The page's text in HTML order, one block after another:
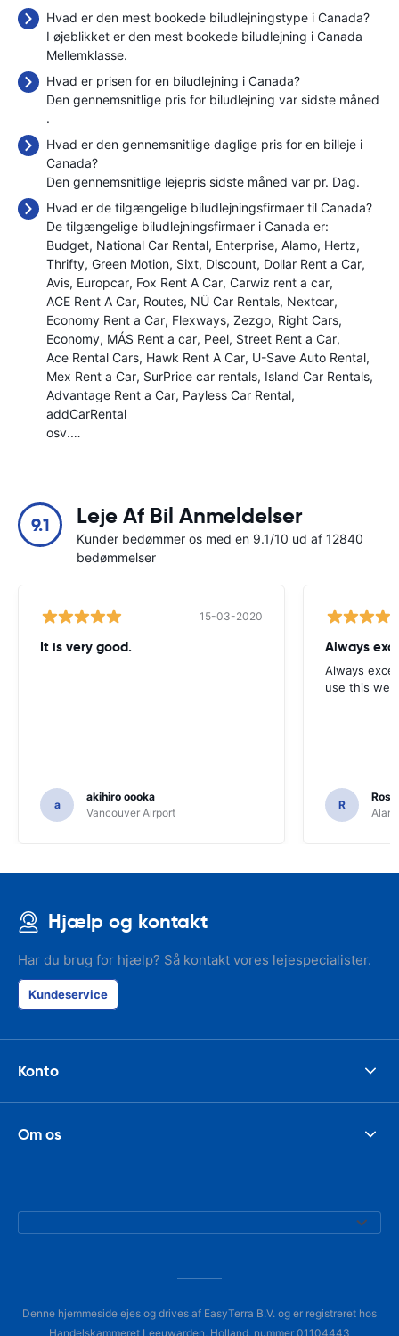
Hvad er den mest bookede biludlejningstype i Canada?
I øjeblikket er den mest bookede biludlejning i Canada
Mellemklasse.
Hvad er prisen for en biludlejning i Canada?
Den gennemsnitlige pris for biludlejning var sidste måned
.
Hvad er den gennemsnitlige daglige pris for en billeje i
Canada?
Den gennemsnitlige lejepris sidste måned var pr. Dag.
Hvad er de tilgængelige biludlejningsfirmaer til Canada?
De tilgængelige biludlejningsfirmaer i Canada er:
Budget National Car Rental Enterprise Alamo Hertz
Thrifty Green Motion Sixt Discount Dollar Rent a Car
Avis Europcar Fox Rent A Car Carwiz rent a car
ACE Rent A Car Routes NÜ Car Rentals Nextcar
Economy Rent a Car Flexways Zezgo Right Cars
Economy MÁS Rent a car Peel Street Rent a Car
Ace Rental Cars Hawk Rent A Car U-Save Auto Rental
Mex Rent a Car SurPrice car rentals Island Car Rentals
Advantage Rent a Car Payless Car Rental
addCarRental
osv.…
9.1 Leje Af Bil Anmeldelser
Kunder bedømmer os med en 9.1/10 ud af 12840
bedømmelser
15-03-2020
It is very good.
a
akihiro oooka
Vancouver Airport
Always
Always
use this
R
Hjælp og kontakt
Har du brug for hjælp? Så kontakt vores lejespecialister.
Kundeservice
Konto
Om os
Denne hjemmeside ejes og drives af EasyTerra B.V. og er registreret hos
Handelskammeret Leeuwarden, Holland, nummer 01104443